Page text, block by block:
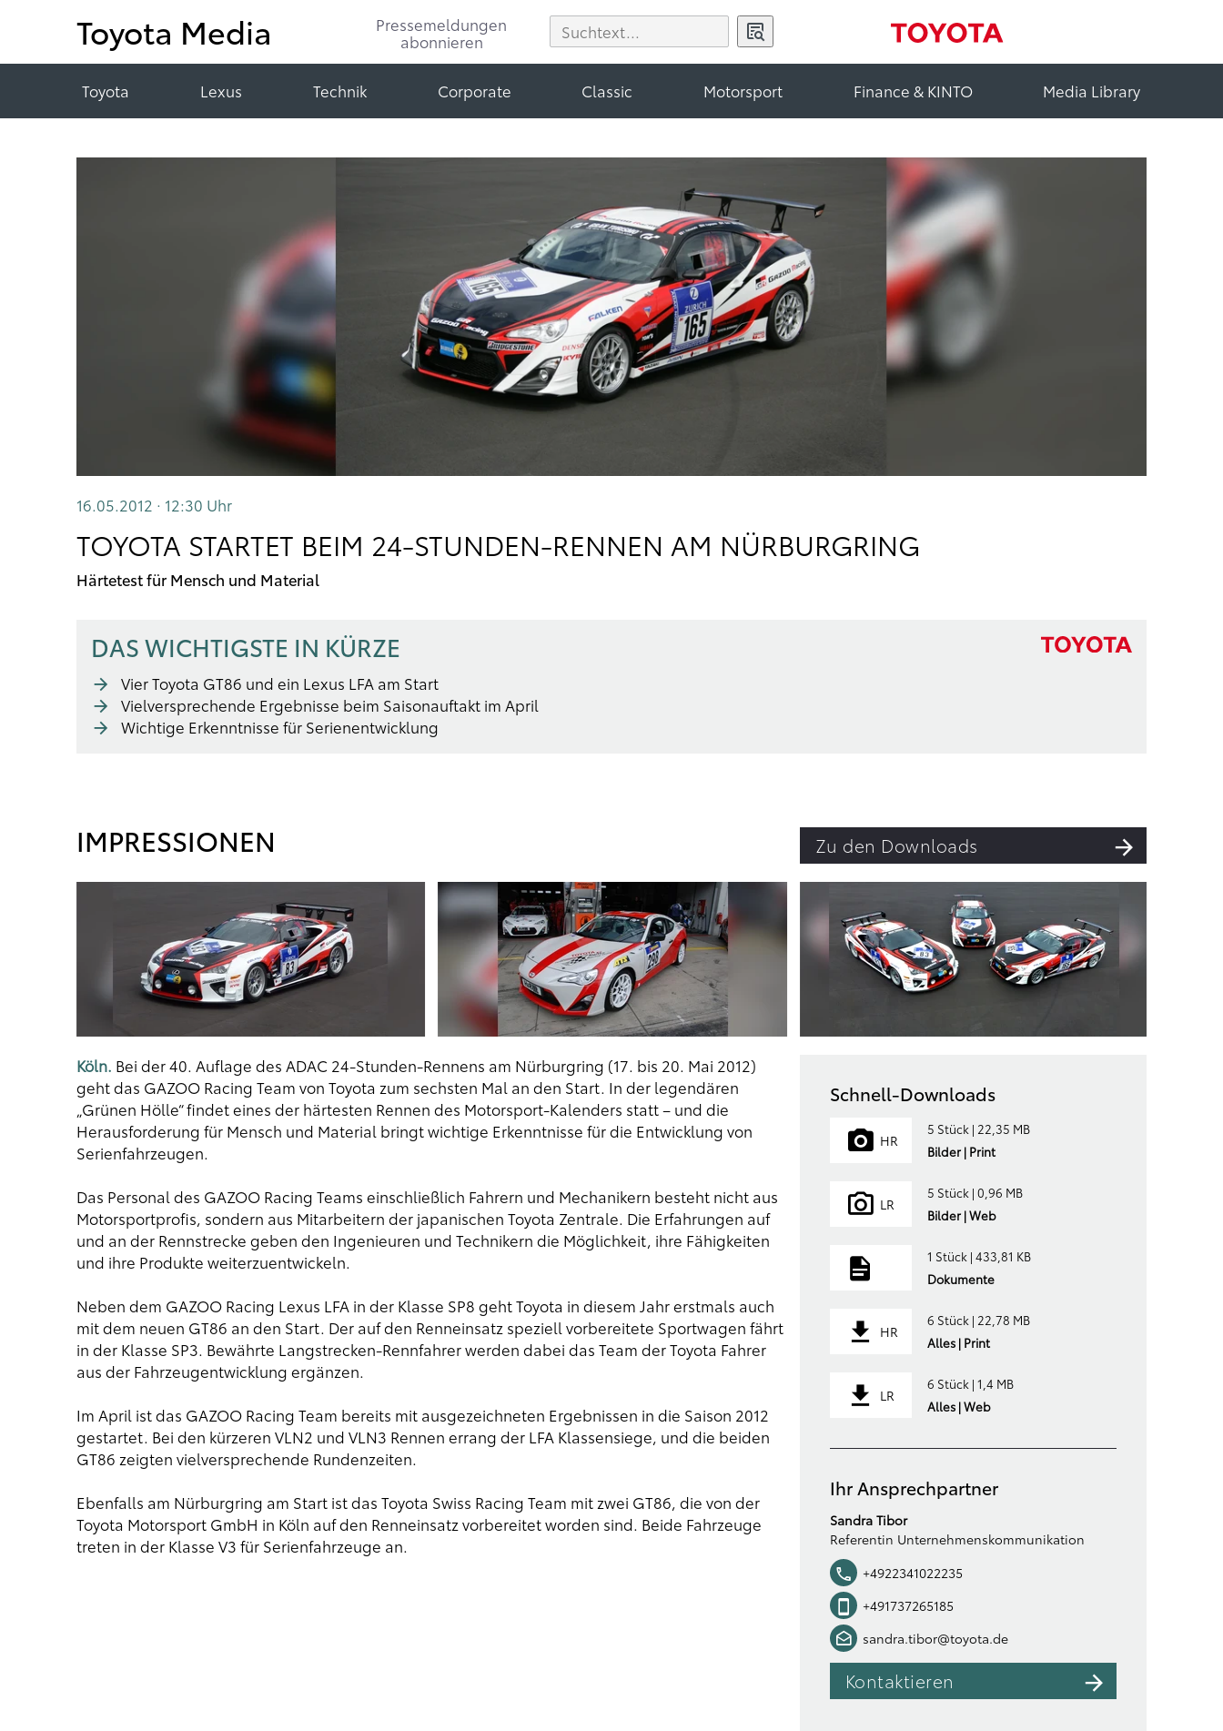
Toyota Media
Pressemeldungen
abonnieren
Toyota Lexus Technik Corporate Classic Motorsport Finance & KINTO Media Library
16.05.2012 · 12:30 Uhr
TOYOTA STARTET BEIM 24-STUNDEN-RENNEN AM NÜRBURGRING
Härtetest für Mensch und Material
DAS WICHTIGSTE IN KÜRZE
Vier Toyota GT86 und ein Lexus LFA am Start
Vielversprechende Ergebnisse beim Saisonauftakt im April
Wichtige Erkenntnisse für Serienentwicklung
IMPRESSIONEN Zu den Downloads
Köln. Bei der 40. Auflage des ADAC 24-Stunden-Rennens am Nürburgring (17. bis 20. Mai 2012)
geht das GAZOO Racing Team von Toyota zum sechsten Mal an den Start. In der legendären
„Grünen Hölle“ findet eines der härtesten Rennen des Motorsport-Kalenders statt – und die
Herausforderung für Mensch und Material bringt wichtige Erkenntnisse für die Entwicklung von
Serienfahrzeugen.
Das Personal des GAZOO Racing Teams einschließlich Fahrern und Mechanikern besteht nicht aus
Motorsportprofis, sondern aus Mitarbeitern der japanischen Toyota Zentrale. Die Erfahrungen auf
und an der Rennstrecke geben den Ingenieuren und Technikern die Möglichkeit, ihre Fähigkeiten
und ihre Produkte weiterzuentwickeln.
Neben dem GAZOO Racing Lexus LFA in der Klasse SP8 geht Toyota in diesem Jahr erstmals auch
mit dem neuen GT86 an den Start. Der auf den Renneinsatz speziell vorbereitete Sportwagen fährt
in der Klasse SP3. Bewährte Langstrecken-Rennfahrer werden dabei das Team der Toyota Fahrer
aus der Fahrzeugentwicklung ergänzen.
Im April ist das GAZOO Racing Team bereits mit ausgezeichneten Ergebnissen in die Saison 2012
gestartet. Bei den kürzeren VLN2 und VLN3 Rennen errang der LFA Klassensiege, und die beiden
GT86 zeigten vielversprechende Rundenzeiten.
Ebenfalls am Nürburgring am Start ist das Toyota Swiss Racing Team mit zwei GT86, die von der
Toyota Motorsport GmbH in Köln auf den Renneinsatz vorbereitet worden sind. Beide Fahrzeuge
treten in der Klasse V3 für Serienfahrzeuge an.
Schnell-Downloads
HR
5 Stück | 22,35 MB
Bilder | Print
LR
5 Stück | 0,96 MB
Bilder | Web
1 Stück | 433,81 KB
Dokumente
HR
6 Stück | 22,78 MB
Alles | Print
LR
6 Stück | 1,4 MB
Alles | Web
Ihr Ansprechpartner
Sandra Tibor
Referentin Unternehmenskommunikation
+4922341022235
+491737265185
sandra.tibor@toyota.de
Kontaktieren